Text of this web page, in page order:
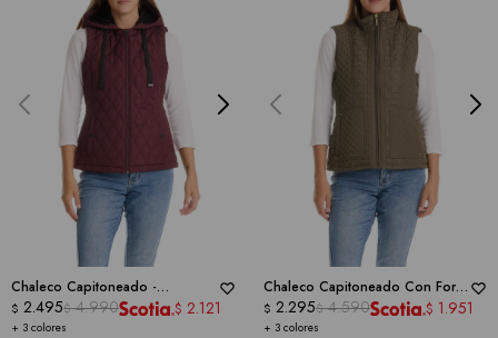
Chaleco Capitoneado -
WEATHERPROOF
+ 3 colores
$ 2.495$ 4.990 $ 2.121
Chaleco Capitoneado Con Forro
En Símil Piel -WEATHERPROOF
+ 3 colores
$ 2.295$ 4.590 $ 1.951